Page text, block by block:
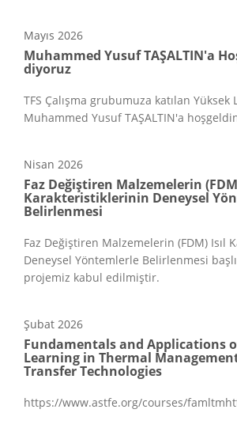
Mayıs 2026
Muhammed Yusuf TAŞALTIN'a
diyoruz
TFS Çalışma grubumuza katılan Yüksek
Muhammed Yusuf TAŞALTIN'a
Nisan 2026
Faz Değiştiren Malzemelerin
Karakteristiklerinin Deneysel
Belirlenmesi
Faz Değiştiren Malzemelerin (FDM) Isıl
Deneysel Yöntemlerle Belirlenmesi
projemiz kabul edilmiştir.
Şubat 2026
Fundamentals and Applications
Learning in Thermal
Transfer Technologies
https://www.astfe.org/courses/